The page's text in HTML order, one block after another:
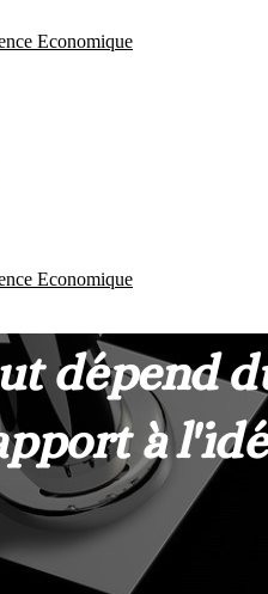
Economique
Economique